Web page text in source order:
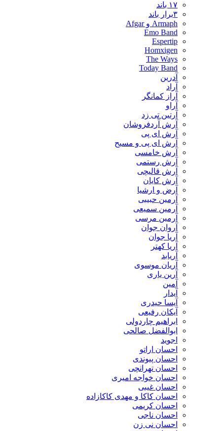
۱۷ باند
۳برار باند
Armaph و Afgar
Emo Band
Espertip
Homxigen
The Ways
Today Band
آدرین
آراد
آراز کمانگر
آراو
آرتین تی زد
آرش آردفروشان
آرش ای پی
آرش ای پی و مسیح
آرش خامسی
آرش رستمی
آرش قالیچی
آرش کایان
​آرض و ارشیا
آرمین حبیبی
آرمین سمیعی
آرمین مرسی
آروان جوان
آریا جوان
آریا کهتر
آریابد
آریان موسوی
آرین یاری
آمین
آیدار
آیسا حیدری
آیکان رفیعی
ابراهیم چاردولی
ابوالفضل صالحی
اجوید
احسان اراتو
احسان پیوندی
احسان تهرانچی
احسان خواجه امیری
احسان غیبی
احسان کاکا و مهدی کاکازاده
احسان کریمی
احسان ناجی
احسان نی زن